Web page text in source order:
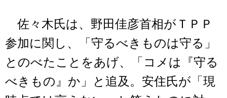
佐々木氏は、野田佳彦首相がＴＰＰ
参加に関し、「守るべきものは守る」
とのべたことをあげ、「コメは『守る
べきもの』か」と追及。安住氏が「現